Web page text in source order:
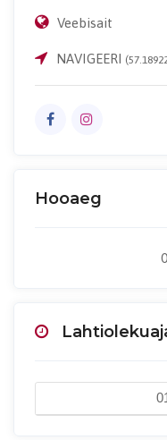
Veebisait
NAVIGEERI
Hooaeg